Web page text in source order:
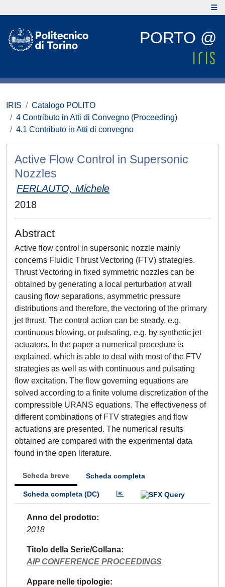
PORTO @
IRIS
Catalogo POLITO
4 Contributo in Atti di Convegno (Proceeding)
4.1 Contributo in Atti di convegno
Active Flow Control in Supersonic
Nozzles
FERLAUTO, Michele
2018
Abstract
Active flow control in supersonic nozzle mainly
concerns Fluidic Thrust Vectoring (FTV) strategies.
Thrust Vectoring in fixed symmetric nozzles can be
obtained by generating a local perturbation at wall
causing flow separations, asymmetric pressure
distributions and therefore, the vectoring of the primary
jet thrust. The control action can be steady, e.g.
continuous blowing, or pulsating, e.g. by synthetic jet
actuators. In the paper a numerical procedure is
explained, which is able to deal with most of the FTV
strategies as well as with continuous and pulsating
flow excitation. The flow governing equations are
solved according to a finite volume discretization of the
compressible URANS equations. The effectiveness of
different combinations of FTV strategies and flow
actuations are presented. The numerical results
obtained are compared with the experimental data
found in the open literature.
Scheda breve Scheda completa
Scheda completa (DC)
Anno del prodotto
2018
Titolo della Serie/Collana
AIP CONFERENCE PROCEEDINGS
Appare nelle tipologie